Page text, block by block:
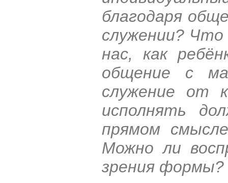
благодаря
служении? Что
нас, как
общение с
служение от
исполнять
прямом
Можно ли
зрения формы?